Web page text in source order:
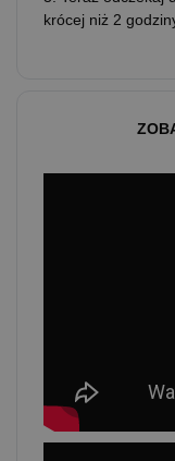
krócej niż 2